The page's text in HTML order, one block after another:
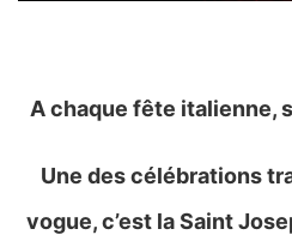
A chaque fête italienne,
Une des célébrations
vogue, c’est la Saint